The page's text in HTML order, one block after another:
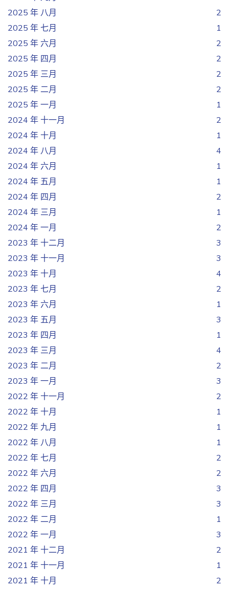
2025 年 八月
2
2025 年 七月
1
2025 年 六月
2
2025 年 四月
2
2025 年 三月
2
2025 年 二月
2
2025 年 一月
1
2024 年 十一月
2
2024 年 十月
1
2024 年 八月
4
2024 年 六月
1
2024 年 五月
1
2024 年 四月
2
2024 年 三月
1
2024 年 一月
2
2023 年 十二月
3
2023 年 十一月
3
2023 年 十月
4
2023 年 七月
2
2023 年 六月
1
2023 年 五月
3
2023 年 四月
1
2023 年 三月
4
2023 年 二月
2
2023 年 一月
3
2022 年 十一月
2
2022 年 十月
1
2022 年 九月
1
2022 年 八月
1
2022 年 七月
2
2022 年 六月
2
2022 年 四月
3
2022 年 三月
3
2022 年 二月
1
2022 年 一月
3
2021 年 十二月
2
2021 年 十一月
1
2021 年 十月
2